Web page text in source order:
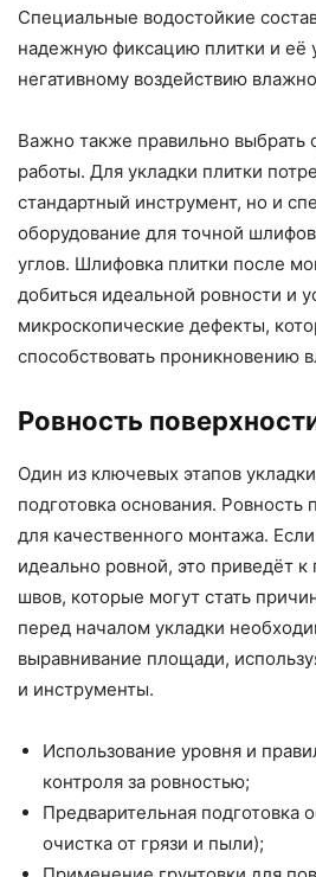
Специальные водостойкие
надежную фиксацию плитки и её
негативному воздействию
Важно также правильно выбрать
работы. Для укладки плитки
стандартный инструмент, но и
оборудование для точной
углов. Шлифовка плитки после
добиться идеальной ровности и
микроскопические дефекты,
способствовать проникновению
Ровность
Один из ключевых этапов
подготовка основания. Ровность
для качественного монтажа.
идеально ровной, это приведёт
швов, которые могут стать
перед началом укладки
выравнивание площади,
и инструменты.
Использование уровня и
контроля за ровностью;
Предварительная подготовка
очистка от грязи и пыли);